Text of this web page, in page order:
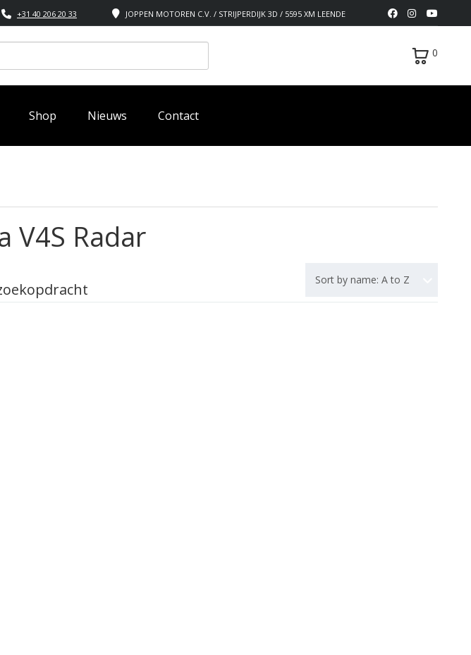
JOPPEN MOTOREN C.V. / STRIJPERDIJK 3D / 5595 XM LEENDE
+31 40 206 20 33
0
Shop Nieuws Contact
V4S Radar
Sort by name: A to Z